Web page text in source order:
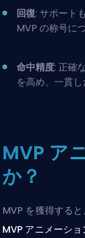
回復: サポート
MVP の称号に
命中精度: 正確
を高め、一貫
MVP ア
か？
MVP を獲得する
MVP アニメーショ